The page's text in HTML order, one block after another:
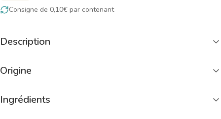
Consigne de 0,10€ par contenant
Description
Origine
Ingrédients